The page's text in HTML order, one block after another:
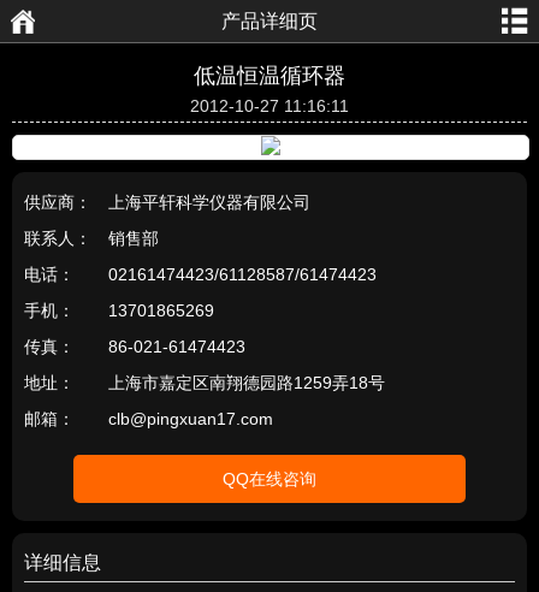
产品详细页
低温恒温循环器
2012-10-27 11:16:11
供应商：
上海平轩科学仪器有限公司
联系人：
销售部
电话：
02161474423/61128587/61474423
手机：
13701865269
传真：
86-021-61474423
地址：
上海市嘉定区南翔德园路1259弄18号
邮箱：
clb@pingxuan17.com
QQ在线咨询
详细信息